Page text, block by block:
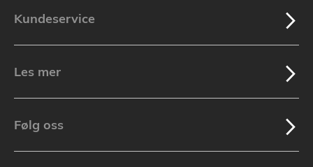
Kundeservice
Les mer
Følg oss